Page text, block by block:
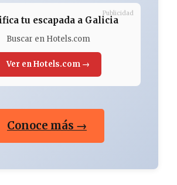
tu escapada a Galicia
Buscar en Hotels.com
Ver en Hotels.com →
Publicidad
Conoce más →